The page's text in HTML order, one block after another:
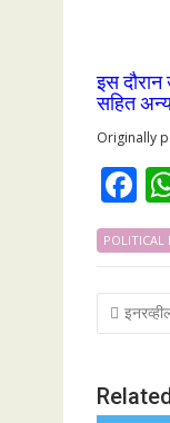
इस
सहित अन्य
Originally
F
e
b
o
k
POLITICAL
Post